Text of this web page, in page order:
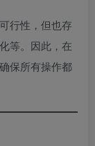
行性，但也存
等。因此，在
保所有操作都